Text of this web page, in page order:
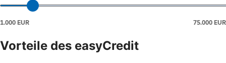
Vorteile des easyCredit